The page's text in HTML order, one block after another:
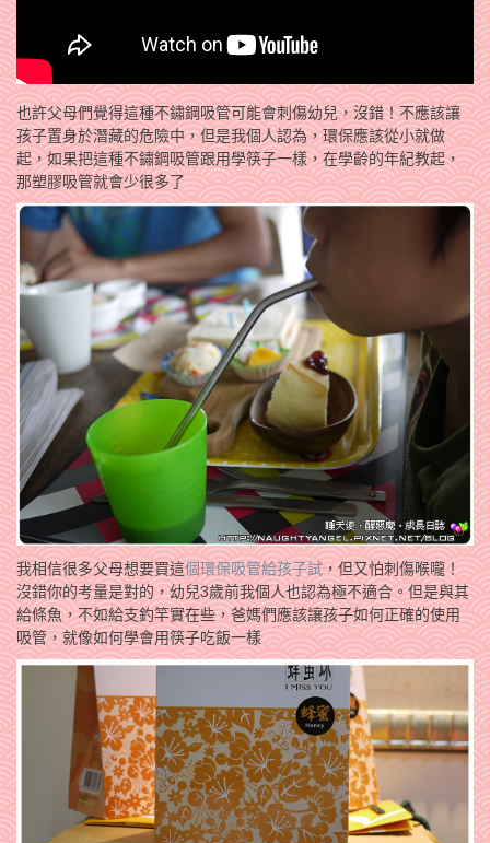
也許父母們覺得這種不鏽鋼吸管可能會刺傷幼兒，沒錯！不應該讓
孩子置身於潛藏的危險中，但是我個人認為，環保應該從小就做
起，如果把這種不鏽鋼吸管跟用學筷子一樣，在學齡的年紀教起，
那塑膠吸管就會少很多了
我相信很多父母想要買這個環保吸管給孩子試，但又怕刺傷喉嚨！
沒錯你的考量是對的，幼兒3歲前我個人也認為極不適合。但是與其
給條魚，不如給支釣竿實在些，爸媽們應該讓孩子如何正確的使用
吸管，就像如何學會用筷子吃飯一樣